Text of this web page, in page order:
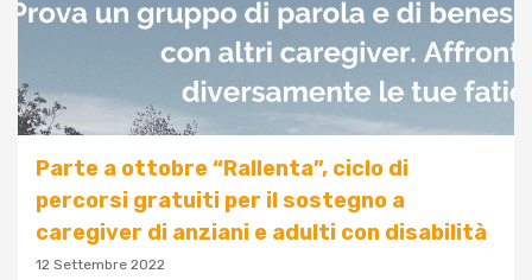
Parte a ottobre “Rallenta”, ciclo di
percorsi gratuiti per il sostegno a
caregiver di anziani e adulti con disabilità
12 Settembre 2022